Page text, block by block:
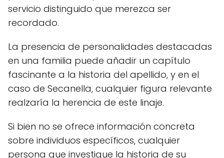
servicio distinguido que merezca ser
recordado.
La presencia de personalidades destacadas
en una familia puede añadir un capítulo
fascinante a la historia del apellido, y en el
caso de Secanella, cualquier figura relevante
realzaría la herencia de este linaje.
Si bien no se ofrece información concreta
sobre individuos específicos, cualquier
persona que investigue la historia de su